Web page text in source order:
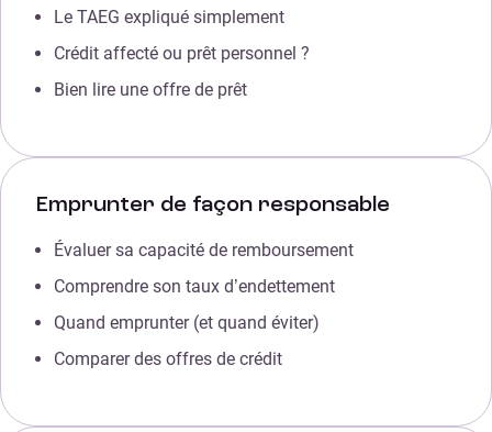
Le TAEG expliqué simplement
Crédit affecté ou prêt personnel ?
Bien lire une offre de prêt
Emprunter de façon responsable
Évaluer sa capacité de remboursement
Comprendre son taux d’endettement
Quand emprunter (et quand éviter)
Comparer des offres de crédit